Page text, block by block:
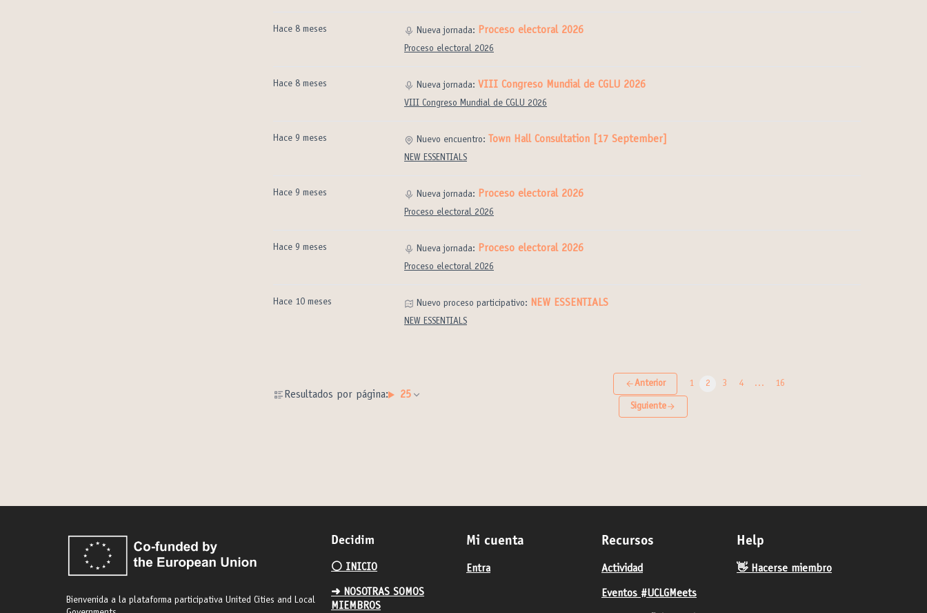
Hace 8 meses Nueva jornada: Proceso electoral 2026
Proceso electoral 2026
Hace 8 meses Nueva jornada: VIII Congreso Mundial de CGLU 2026
VIII Congreso Mundial de CGLU 2026
Hace 9 meses Nuevo encuentro: Town Hall Consultation [17 September]
NEW ESSENTIALS
Hace 9 meses Nueva jornada: Proceso electoral 2026
Proceso electoral 2026
Hace 9 meses Nueva jornada: Proceso electoral 2026
Proceso electoral 2026
Hace 10 meses Nuevo proceso participativo: NEW ESSENTIALS
NEW ESSENTIALS
Resultados por página: 25
Anterior 1 2 3 4 … 16
Siguiente
Bienvenida a la plataforma participativa United Cities and Local
Decidim
⚪️ INICIO
➜ NOSOTRAS SOMOS
MIEMBROS
Mi cuenta
Entra
Recursos
Actividad
Eventos #UCLGMeets
Help
👋 Hacerse miembro